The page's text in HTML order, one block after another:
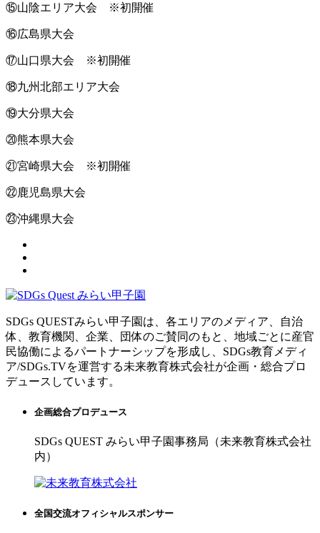
⑮山陰エリア大会 ※初開催
⑯広島県大会
⑰山口県大会 ※初開催
⑱九州北部エリア大会
⑲大分県大会
⑳熊本県大会
㉑宮崎県大会 ※初開催
㉒鹿児島県大会
㉓沖縄県大会
SDGs QUESTみらい甲子園は、各エリアのメディア、自治
体、教育機関、企業、団体のご賛同のもと、地域ごとに産官
民協働によるパートナーシップを形成し、SDGs教育メディ
ア/SDGs.TVを運営する未来教育株式会社が企画・総合プロ
デュースしています。
企画総合プロデュース
SDGs QUEST みらい甲子園事務局（未来教育株式会社
内）
全国交流オフィシャルスポンサー